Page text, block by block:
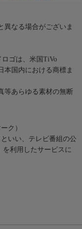
異なる場合がございま
ゴは、米国TiVo
本国内における商標ま
等あらゆる素材の無断
ク）
いい、テレビ番組の公
を利用したサービスに